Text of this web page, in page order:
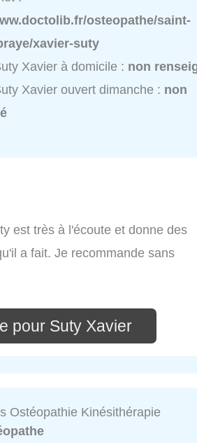
osteopathe/saint-
xavier-suty
Xavier à domicile : non
Xavier ouvert dimanche : non
est très à l'écoute et donne des
a fait. Je recommande sans
pour Suty Xavier
Ostéopathie Kinésithérapie